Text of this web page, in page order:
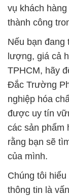
vụ khách
thành công
Nếu bạn
lượng, giá cả
TPHCM, hãy
Đắc Trường
nghiệp hóa
được uy tín
các sản phẩm
rằng bạn sẽ
của mình.
Chúng tôi
thông tin là